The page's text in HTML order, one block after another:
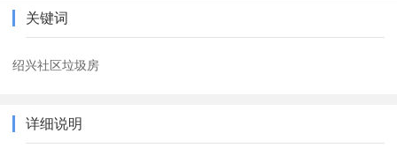
关键词
绍兴社区垃圾房
详细说明